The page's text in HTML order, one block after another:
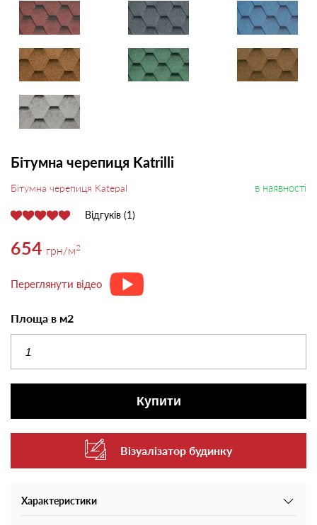
Бітумна черепиця Katrilli
Бітумна черепиця Katepal в наявності
Відгуків (1)
654 грн/м2
Переглянути відео
Площа в м2
Купити
Візуалізатор будинку
Характеристики